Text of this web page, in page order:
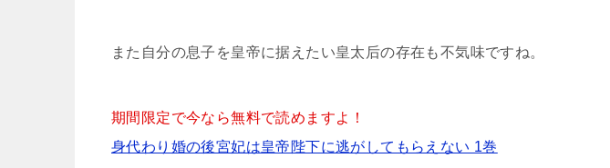
また自分の息子を皇帝に据えたい皇太后の存在も不気味ですね。
期間限定で今なら無料で読めますよ！
身代わり婚の後宮妃は皇帝陛下に逃がしてもらえない 1巻